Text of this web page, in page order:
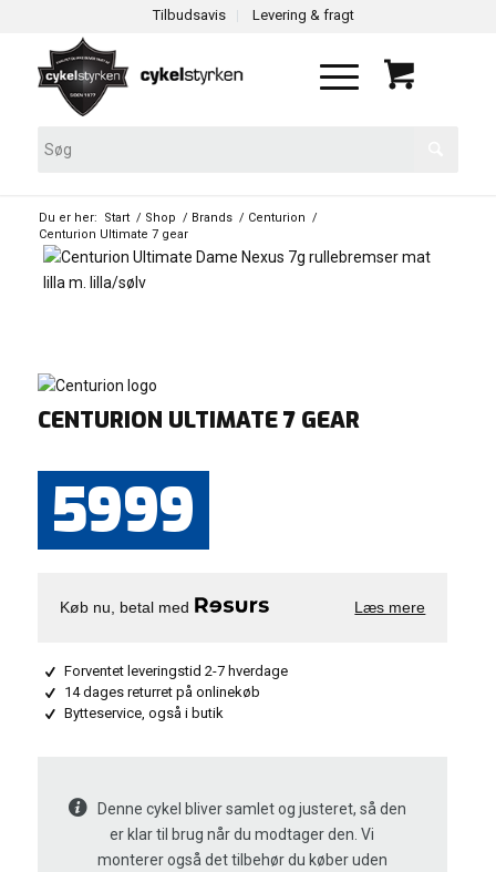
Tilbudsavis Levering & fragt
Du er her: Start / Shop / Brands / Centurion /
Centurion Ultimate 7 gear
CENTURION ULTIMATE 7 GEAR
5999
Køb nu, betal med Læs mere
Forventet leveringstid 2-7 hverdage
14 dages returret på onlinekøb
Bytteservice, også i butik
Denne cykel bliver samlet og justeret, så den
er klar til brug når du modtager den. Vi
monterer også det tilbehør du køber uden